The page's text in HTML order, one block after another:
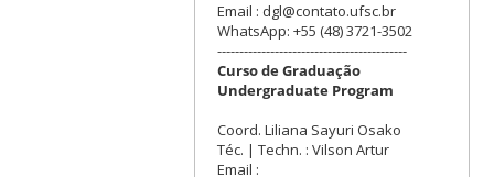
Email : dgl@contato.ufsc.br
WhatsApp: +55 (48) 3721-3502
-------------------------------------------
Curso de Graduação
Undergraduate Program
Coord. Liliana Sayuri Osako
Téc. | Techn. : Vilson Artur
Email :